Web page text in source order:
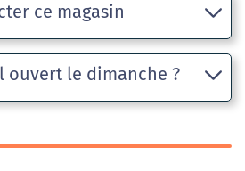
ce magasin
ouvert le dimanche ?